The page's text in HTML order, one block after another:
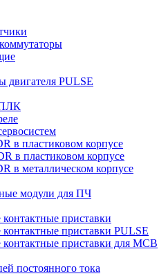
двигателя PULSE
ПЛК
в пластиковом корпусе
в пластиковом корпусе
в металлическом корпусе
модули для ПЧ
приставки
приставки PULSE
приставки для MCB
постоянного тока